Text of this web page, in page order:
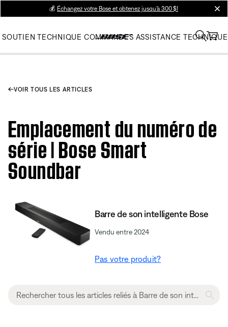
💰 Échangez votre Bose et obtenez jusqu’à 300 $!
SOUTIEN TECHNIQUE COMMANDES ASSISTANCE TECHNIQUE
VOIR TOUS LES ARTICLES
Emplacement du numéro de
série | Bose Smart
Soundbar
Barre de son intelligente Bose
Vendu entre 2024
Pas votre produit?